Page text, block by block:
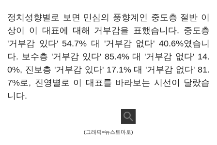
정치성향별로 보면 민심의 풍향계인 중도층 절반 이
상이 이 대표에 대해 거부감을 표했습니다. 중도층
'거부감 있다' 54.7% 대 '거부감 없다' 40.6%였습니
다. 보수층 '거부감 있다' 85.4% 대 '거부감 없다' 14.
0%, 진보층 '거부감 있다' 17.1% 대 '거부감 없다' 81.
7%로, 진영별로 이 대표를 바라보는 시선이 달랐습
니다.
(그래픽=뉴스토마토)